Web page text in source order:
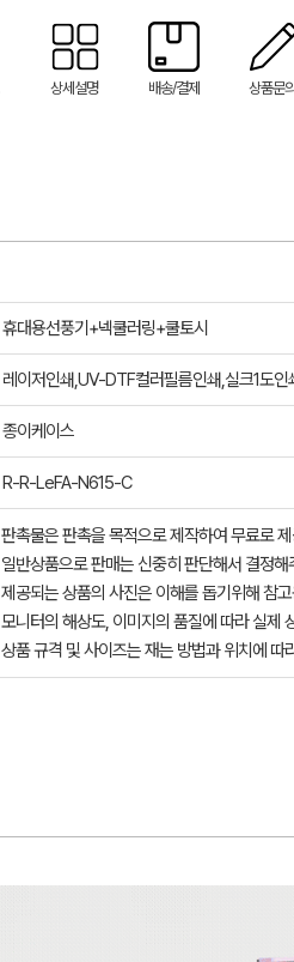
상세설명 배송/결제 상품문의
휴대용선풍기+넥쿨러링+쿨토시
레이저인쇄,UV-DTF컬러필름인쇄,실크1도인
종이케이스
R-R-LeFA-N615-C
판촉물은 판촉을 목적으로 제작하여 무료로
일반상품으로 판매는 신중히 판단해서 결정해
제공되는 상품의 사진은 이해를 돕기위해 참
모니터의 해상도, 이미지의 품질에 따라 실제
상품 규격 및 사이즈는 재는 방법과 위치에